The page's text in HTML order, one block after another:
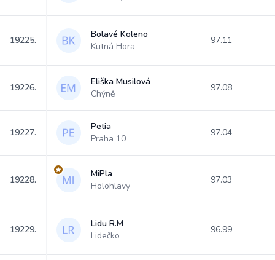
19225.
Bolavé Koleno
Kutná Hora
97.11
19226.
Eliška Musilová
Chýně
97.08
19227.
Petia
Praha 10
97.04
19228.
MiPla
Holohlavy
97.03
19229.
Lidu R.M
Lidečko
96.99